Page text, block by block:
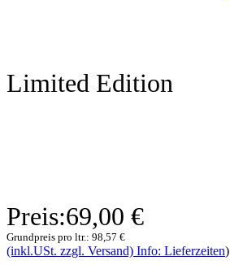
Limited Edition
Preis:69,00 €
Grundpreis pro ltr.: 98,57 €
(inkl.USt. zzgl. Versand) Info: Lieferzeiten)